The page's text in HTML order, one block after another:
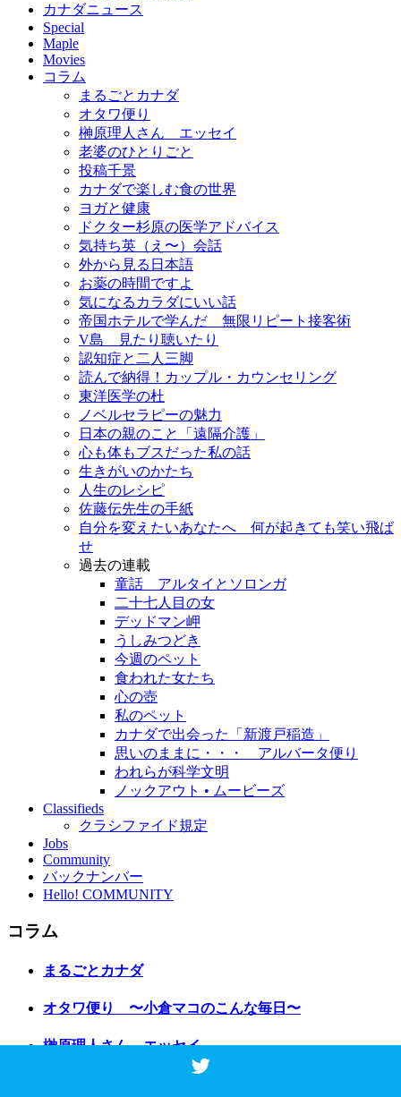
カナダニュース
Special
Maple
Movies
コラム
まるごとカナダ
オタワ便り
榊原理人さん エッセイ
老婆のひとりごと
投稿千景
カナダで楽しむ食の世界
ヨガと健康
ドクター杉原の医学アドバイス
気持ち英（え〜）会話
外から見る日本語
お薬の時間ですよ
気になるカラダにいい話
帝国ホテルで学んだ 無限リピート接客術
V島 見たり聴いたり
認知症と二人三脚
読んで納得！カップル・カウンセリング
東洋医学の杜
ノベルセラピーの魅力
日本の親のこと「遠隔介護」
心も体もブスだった私の話
生きがいのかたち
人生のレシピ
佐藤伝先生の手紙
自分を変えたいあなたへ 何が起きても笑い飛ば
せ
過去の連載
童話 アルタイとソロンガ
二十七人目の女
デッドマン岬
うしみつどき
今週のペット
食われた女たち
心の壺
私のペット
カナダで出会った「新渡戸稲造」
思いのままに・・・ アルバータ便り
われらが科学文明
ノックアウト • ムービーズ
Classifieds
クラシファイド規定
Jobs
Community
バックナンバー
Hello! COMMUNITY
コラム
まるごとカナダ
オタワ便り 〜小倉マコのこんな毎日〜
榊原理人さん エッセイ